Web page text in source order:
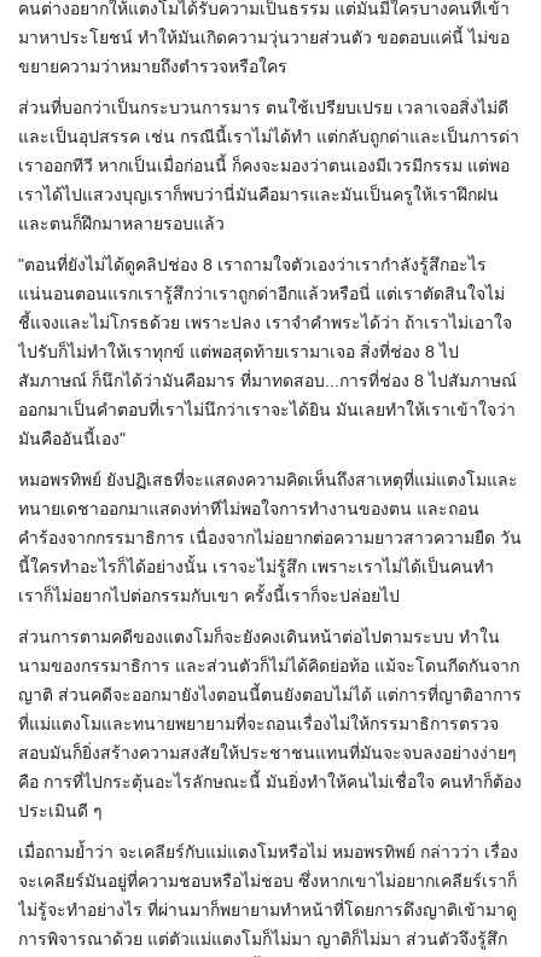
คนต่างอยากให้แตงโมได้รับความเป็นธรรม แต่มันมีใครบางคนที่เข้า
มาหาประโยชน์ ทำให้มันเกิดความวุ่นวายส่วนตัว ขอตอบแค่นี้ ไม่ขอ
ขยายความว่าหมายถึงตำรวจหรือใคร
ส่วนที่บอกว่าเป็นกระบวนการมาร ตนใช้เปรียบเปรย เวลาเจอสิ่งไม่ดี
และเป็นอุปสรรค เช่น กรณีนี้เราไม่ได้ทำ แต่กลับถูกด่าและเป็นการด่า
เราออกทีวี หากเป็นเมื่อก่อนนี้ ก็คงจะมองว่าตนเองมีเวรมีกรรม แต่พอ
เราได้ไปแสวงบุญเราก็พบว่านี่มันคือมารและมันเป็นครูให้เราฝึกฝน
และตนก็ฝึกมาหลายรอบแล้ว
"ตอนที่ยังไม่ได้ดูคลิปช่อง 8 เราถามใจตัวเองว่าเรากำลังรู้สึกอะไร
แน่นอนตอนแรกเรารู้สึกว่าเราถูกด่าอีกแล้วหรือนี่ แต่เราตัดสินใจไม่
ชี้แจงและไม่โกรธด้วย เพราะปลง เราจำคำพระได้ว่า ถ้าเราไม่เอาใจ
ไปรับก็ไม่ทำให้เราทุกข์ แต่พอสุดท้ายเรามาเจอ สิ่งที่ช่อง 8 ไป
สัมภาษณ์ ก็นึกได้ว่ามันคือมาร ที่มาทดสอบ...การที่ช่อง 8 ไปสัมภาษณ์
ออกมาเป็นคำตอบที่เราไม่นึกว่าเราจะได้ยิน มันเลยทำให้เราเข้าใจว่า
มันคืออันนี้เอง"
หมอพรทิพย์ ยังปฏิเสธที่จะแสดงความคิดเห็นถึงสาเหตุที่แม่แตงโมและ
ทนายเดชาออกมาแสดงท่าทีไม่พอใจการทำงานของตน และถอน
คำร้องจากกรรมาธิการ เนื่องจากไม่อยากต่อความยาวสาวความยืด วัน
นี้ใครทำอะไรก็ได้อย่างนั้น เราจะไม่รู้สึก เพราะเราไม่ได้เป็นคนทำ
เราก็ไม่อยากไปต่อกรรมกับเขา ครั้งนี้เราก็จะปล่อยไป
ส่วนการตามคดีของแตงโมก็จะยังคงเดินหน้าต่อไปตามระบบ ทำใน
นามของกรรมาธิการ และส่วนตัวก็ไม่ได้คิดย่อท้อ แม้จะโดนกีดกันจาก
ญาติ ส่วนคดีจะออกมายังไงตอนนี้ตนยังตอบไม่ได้ แต่การที่ญาติอาการ
ที่แม่แตงโมและทนายพยายามที่จะถอนเรื่องไม่ให้กรรมาธิการตรวจ
สอบมันก็ยิ่งสร้างความสงสัยให้ประชาชนแทนที่มันจะจบลงอย่างง่ายๆ
คือ การที่ไปกระตุ้นอะไรลักษณะนี้ มันยิ่งทำให้คนไม่เชื่อใจ คนทำก็ต้อง
ประเมินดี ๆ
เมื่อถามย้ำว่า จะเคลียร์กับแม่แตงโมหรือไม่ หมอพรทิพย์ กล่าวว่า เรื่อง
จะเคลียร์มันอยู่ที่ความชอบหรือไม่ชอบ ซึ่งหากเขาไม่อยากเคลียร์เราก็
ไม่รู้จะทำอย่างไร ที่ผ่านมาก็พยายามทำหน้าที่โดยการดึงญาติเข้ามาดู
การพิจารณาด้วย แต่ตัวแม่แตงโมก็ไม่มา ญาติก็ไม่มา ส่วนตัวจึงรู้สึก